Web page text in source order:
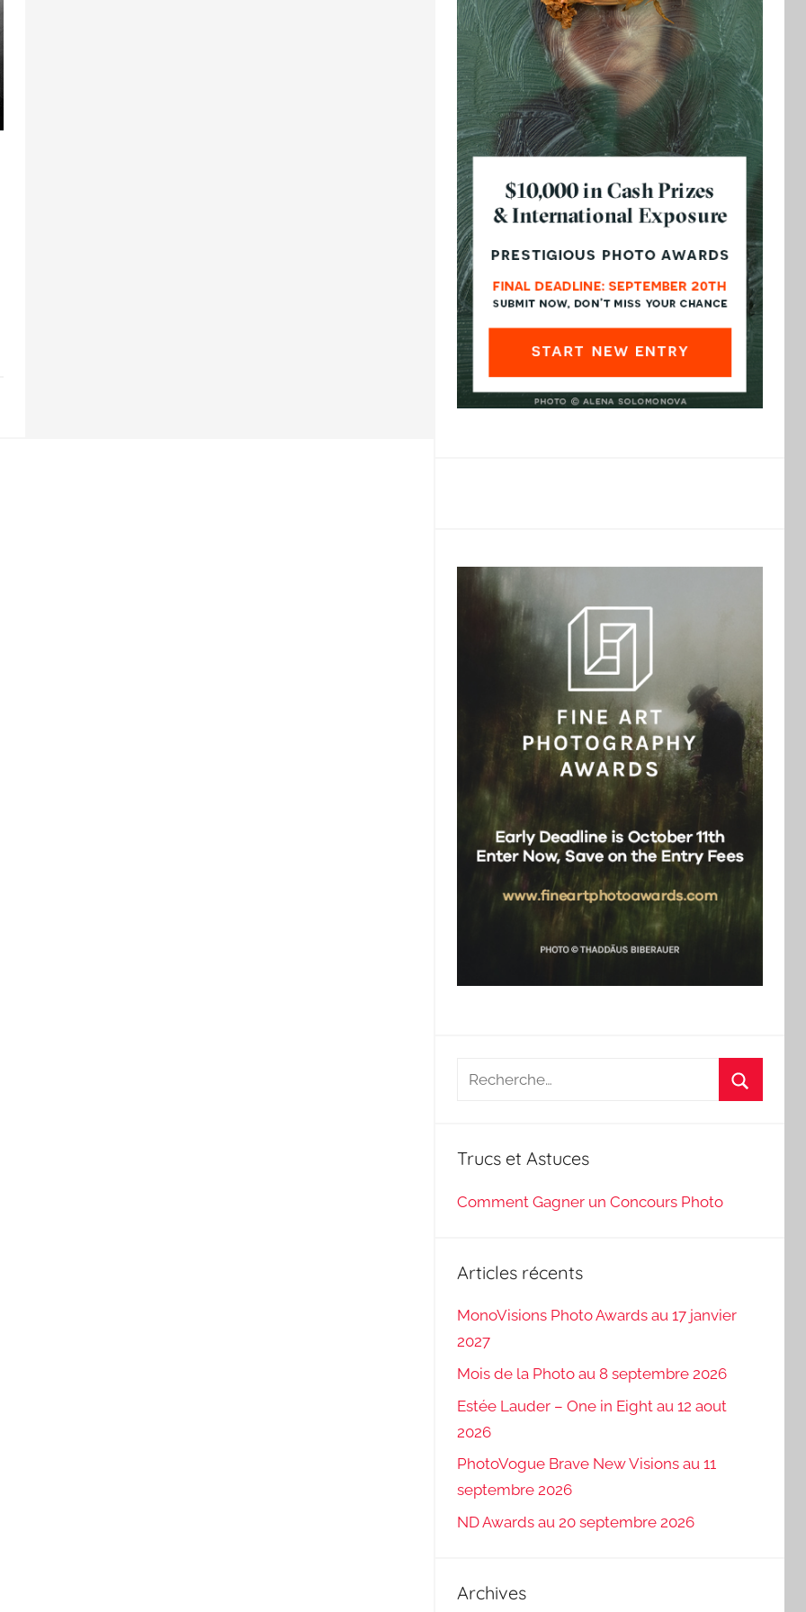
Recherche
Trucs et Astuces
Comment Gagner un Concours Photo
Articles récents
MonoVisions Photo Awards au 17 janvier
2027
Mois de la Photo au 8 septembre 2026
Estée Lauder – One in Eight au 12 aout
2026
PhotoVogue Brave New Visions au 11
septembre 2026
ND Awards au 20 septembre 2026
Archives